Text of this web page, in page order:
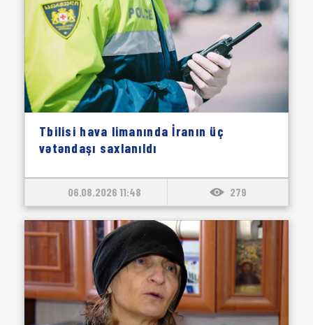
Tbilisi hava limanında İranın üç
vətəndaşı saxlanıldı
06.08.2026 11:48 279